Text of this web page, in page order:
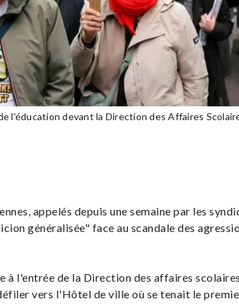
devant la Direction des Affaires
appelés depuis une semaine par les
généralisée" face au scandale des
à l'entrée de la Direction des affaires
vers l'Hôtel de ville où se tenait le